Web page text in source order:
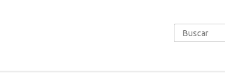
Buscar